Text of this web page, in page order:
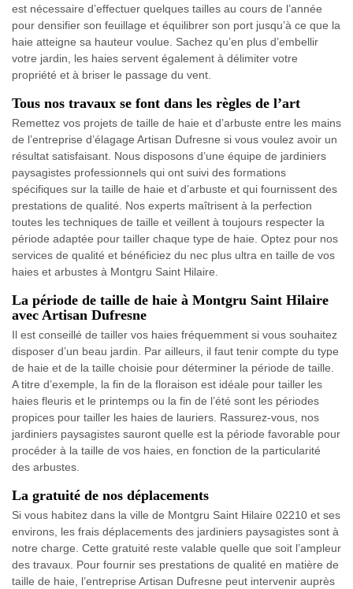
est nécessaire d’effectuer quelques tailles au cours de l’année
pour densifier son feuillage et équilibrer son port jusqu’à ce que la
haie atteigne sa hauteur voulue. Sachez qu’en plus d’embellir
votre jardin, les haies servent également à délimiter votre
propriété et à briser le passage du vent.
Tous nos travaux se font dans les règles de l’art
Remettez vos projets de taille de haie et d’arbuste entre les mains
de l’entreprise d’élagage Artisan Dufresne si vous voulez avoir un
résultat satisfaisant. Nous disposons d’une équipe de jardiniers
paysagistes professionnels qui ont suivi des formations
spécifiques sur la taille de haie et d’arbuste et qui fournissent des
prestations de qualité. Nos experts maîtrisent à la perfection
toutes les techniques de taille et veillent à toujours respecter la
période adaptée pour tailler chaque type de haie. Optez pour nos
services de qualité et bénéficiez du nec plus ultra en taille de vos
haies et arbustes à Montgru Saint Hilaire.
La période de taille de haie à Montgru Saint Hilaire
avec Artisan Dufresne
Il est conseillé de tailler vos haies fréquemment si vous souhaitez
disposer d’un beau jardin. Par ailleurs, il faut tenir compte du type
de haie et de la taille choisie pour déterminer la période de taille.
A titre d’exemple, la fin de la floraison est idéale pour tailler les
haies fleuris et le printemps ou la fin de l’été sont les périodes
propices pour tailler les haies de lauriers. Rassurez-vous, nos
jardiniers paysagistes sauront quelle est la période favorable pour
procéder à la taille de vos haies, en fonction de la particularité
des arbustes.
La gratuité de nos déplacements
Si vous habitez dans la ville de Montgru Saint Hilaire 02210 et ses
environs, les frais déplacements des jardiniers paysagistes sont à
notre charge. Cette gratuité reste valable quelle que soit l’ampleur
des travaux. Pour fournir ses prestations de qualité en matière de
taille de haie, l’entreprise Artisan Dufresne peut intervenir auprès